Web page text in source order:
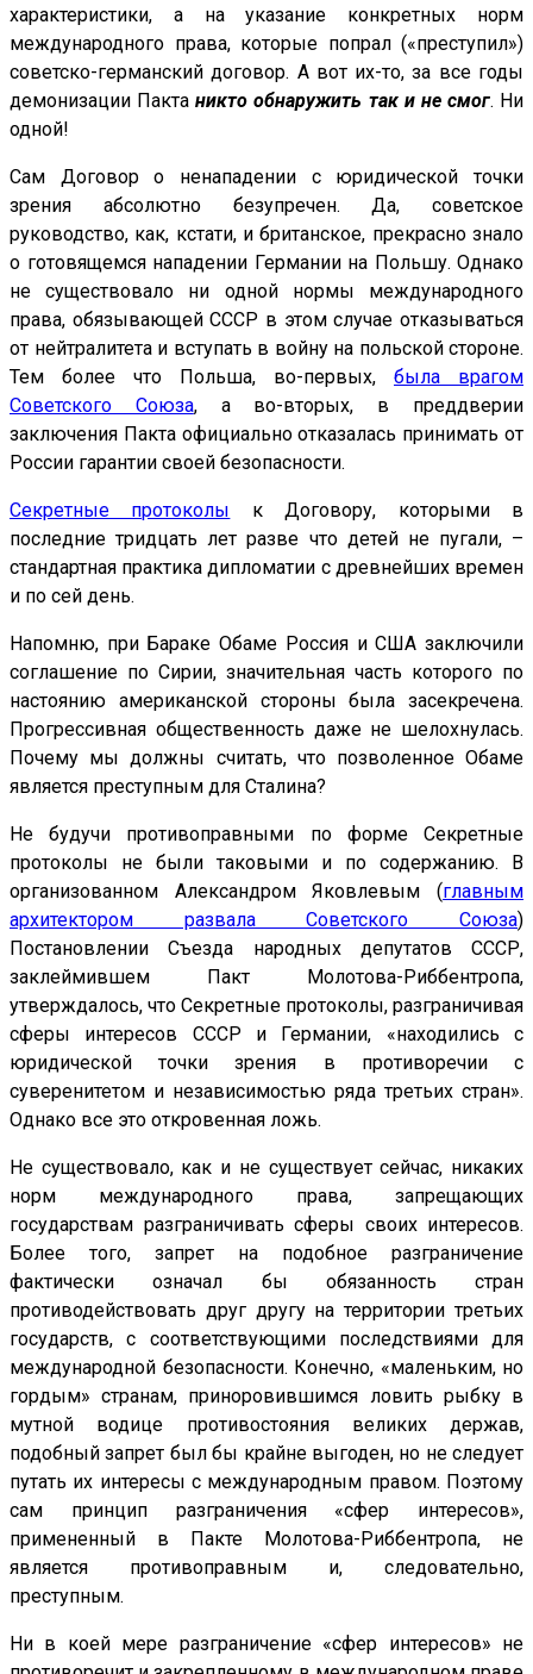
характеристики, а на указание конкретных норм
международного права, которые попрал («преступил»)
советско-германский договор. А вот их-то, за все годы
демонизации Пактаникто обнаружить так и не смог. Ни
одной!
Сам Договор о ненападении с юридической точки
зрения абсолютно безупречен. Да, советское
руководство, как, кстати, и британское, прекрасно знало
о готовящемся нападении Германии на Польшу. Однако
не существовало ни одной нормы международного
права, обязывающей СССР в этом случае отказываться
от нейтралитета и вступать в войну на польской стороне.
Тем более что Польша, во-первых, была врагом
Советского Союза, а во-вторых, в преддверии
заключения Пакта официально отказалась принимать от
России гарантии своей безопасности.
Секретные протоколы к Договору, которыми в
последние тридцать лет разве что детей не пугали, –
стандартная практика дипломатии с древнейших времен
и по сей день.
Напомню, при Бараке Обаме Россия и США заключили
соглашение по Сирии, значительная часть которого по
настоянию американской стороны была засекречена.
Прогрессивная общественность даже не шелохнулась.
Почему мы должны считать, что позволенное Обаме
является преступным для Сталина?
Не будучи противоправными по форме Секретные
протоколы не были таковыми и по содержанию. В
организованном Александром Яковлевым (главным
архитектором развала Советского Союза)
Постановлении Съезда народных депутатов СССР,
заклеймившем Пакт Молотова-Риббентропа,
утверждалось, что Секретные протоколы, разграничивая
сферы интересов СССР и Германии, «находились с
юридической точки зрения в противоречии с
суверенитетом и независимостью ряда третьих стран».
Однако все это откровенная ложь.
Не существовало, как и не существует сейчас, никаких
норм международного права, запрещающих
государствам разграничивать сферы своих интересов.
Более того, запрет на подобное разграничение
фактически означал бы обязанность стран
противодействовать друг другу на территории третьих
государств, с соответствующими последствиями для
международной безопасности. Конечно, «маленьким, но
гордым» странам, приноровившимся ловить рыбку в
мутной водице противостояния великих держав,
подобный запрет был бы крайне выгоден, но не следует
путать их интересы с международным правом. Поэтому
сам принцип разграничения «сфер интересов»,
примененный в Пакте Молотова-Риббентропа, не
является противоправным и, следовательно,
преступным.
Ни в коей мере разграничение «сфер интересов» не